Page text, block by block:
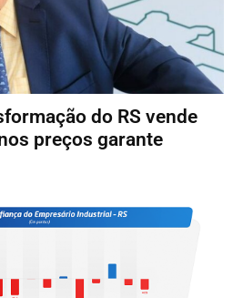
do RS vende
preços garante